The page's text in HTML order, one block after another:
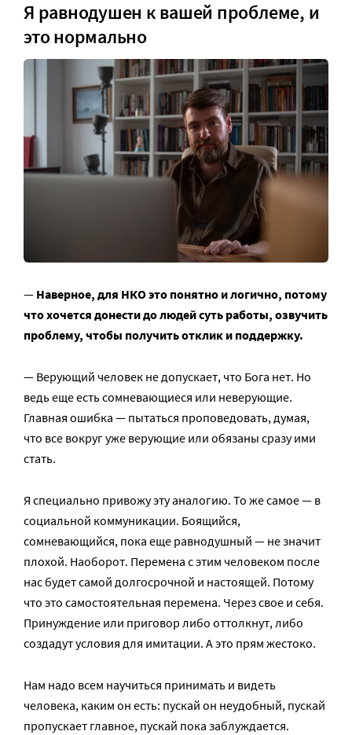
Я равнодушен к вашей проблеме, и
это нормально
— Наверное, для НКО это понятно и логично, потому
что хочется донести до людей суть работы, озвучить
проблему, чтобы получить отклик и поддержку.
— Верующий человек не допускает, что Бога нет. Но
ведь еще есть сомневающиеся или неверующие.
Главная ошибка — пытаться проповедовать, думая,
что все вокруг уже верующие или обязаны сразу ими
стать.
Я специально привожу эту аналогию. То же самое — в
социальной коммуникации. Боящийся,
сомневающийся, пока еще равнодушный — не значит
плохой. Наоборот. Перемена с этим человеком после
нас будет самой долгосрочной и настоящей. Потому
что это самостоятельная перемена. Через свое и себя.
Принуждение или приговор либо оттолкнут, либо
создадут условия для имитации. А это прям жестоко.
Нам надо всем научиться принимать и видеть
человека, каким он есть: пускай он неудобный, пускай
пропускает главное, пускай пока заблуждается.